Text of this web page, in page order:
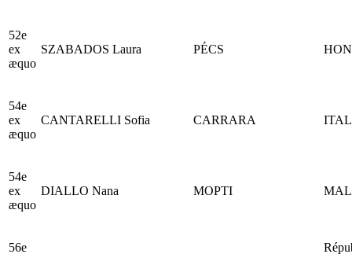
52e
ex
æquo
SZABADOS Laura PÉCS
54e
ex
æquo
CANTARELLI Sofia CARRARA
54e
ex
æquo
DIALLO Nana MOPTI
56e